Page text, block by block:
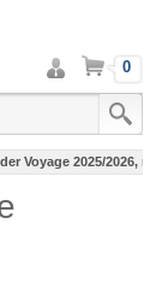
Intra
in
cont
Cos 0
Voyage 2025/2026,